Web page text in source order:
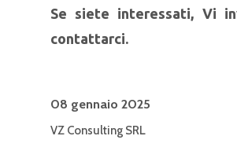
Se siete interessati, Vi
contattarci.
08 gennaio 2025
VZ Consulting SRL